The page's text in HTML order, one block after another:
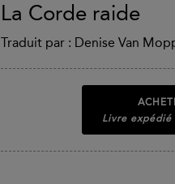
La Corde raide
Traduit par : Denise Van
Livre expédié